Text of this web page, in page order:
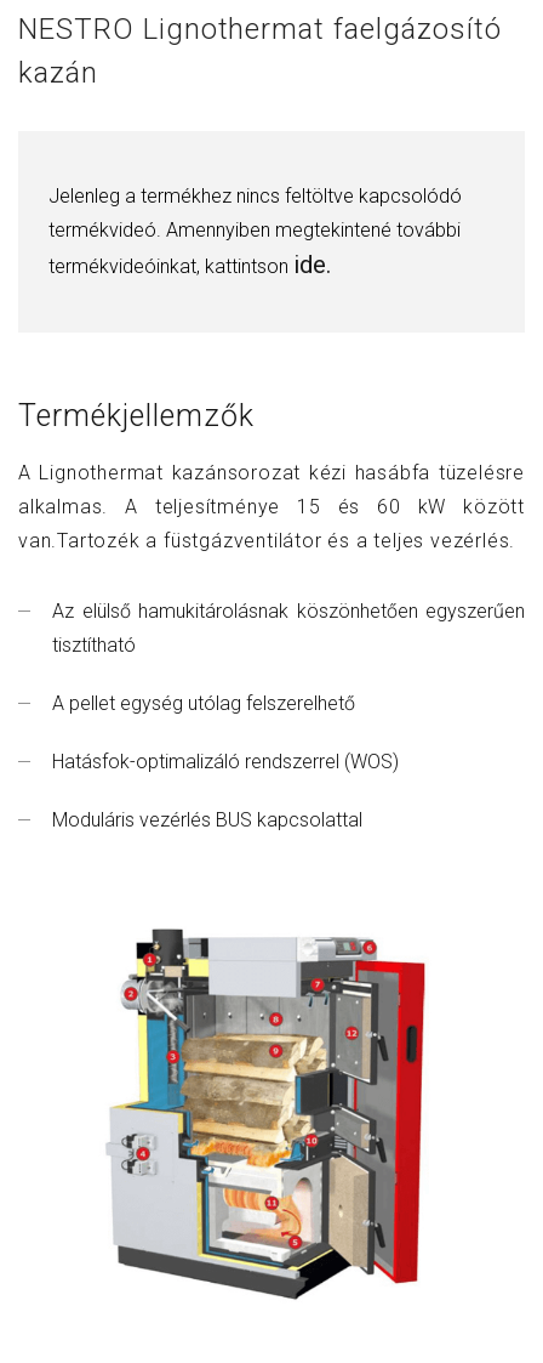
NESTRO Lignothermat faelgázosító
kazán
Jelenleg a termékhez nincs feltöltve kapcsolódó
termékvideó. Amennyiben megtekintené további
termékvideóinkat, kattintson ide.
Termékjellemzők
A Lignothermat kazánsorozat kézi hasábfa tüzelésre
alkalmas. A teljesítménye 15 és 60 kW között
van.Tartozék a füstgázventilátor és a teljes vezérlés.
Az elülső hamukitárolásnak köszönhetően egyszerűen
tisztítható
A pellet egység utólag felszerelhető
Hatásfok-optimalizáló rendszerrel (WOS)
Moduláris vezérlés BUS kapcsolattal